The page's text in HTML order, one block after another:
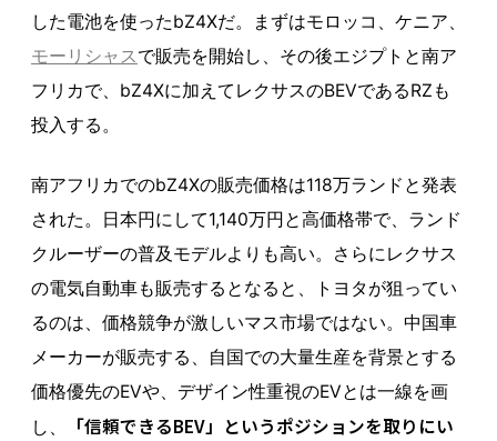
した電池を使ったbZ4Xだ。まずはモロッコ、ケニア、
モーリシャスで販売を開始し、その後エジプトと南ア
フリカで、bZ4Xに加えてレクサスのBEVであるRZも
投入する。
南アフリカでのbZ4Xの販売価格は118万ランドと発表
された。日本円にして1,140万円と高価格帯で、ランド
クルーザーの普及モデルよりも高い。さらにレクサス
の電気自動車も販売するとなると、トヨタが狙ってい
るのは、価格競争が激しいマス市場ではない。中国車
メーカーが販売する、自国での大量生産を背景とする
価格優先のEVや、デザイン性重視のEVとは一線を画
し、
「信頼できるBEV」というポジションを取りにい